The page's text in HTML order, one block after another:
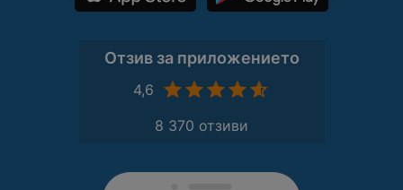
Отзив за приложението
4,6
8 370 отзиви